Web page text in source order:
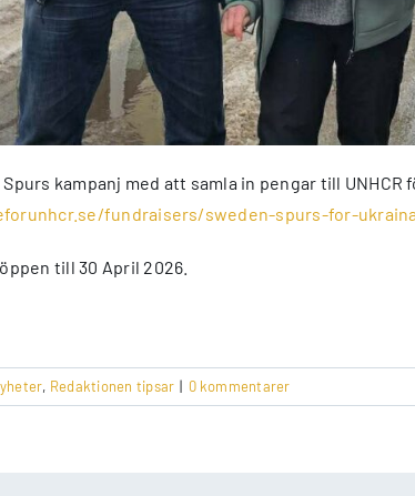
kampanj med att samla in pengar till
fundraisers/sweden-spurs-for-
till 30 April 2026.
, Redaktionen tipsar | 0 kommentarer